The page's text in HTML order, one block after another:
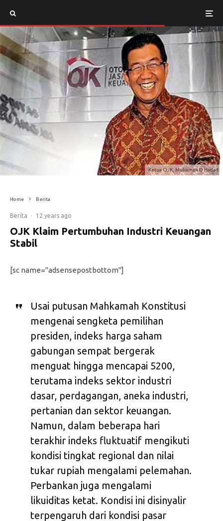
Ketua OJK, Muliaman D Hadad.
Home Berita
Berita · 12 years ago
OJK Klaim Pertumbuhan Industri Keuangan
Stabil
[sc name="adsensepostbottom"]
Usai putusan Mahkamah Konstitusi
mengenai sengketa pemilihan
presiden, indeks harga saham
gabungan sempat bergerak
menguat hingga mencapai 5200,
terutama indeks sektor industri
dasar, perdagangan, aneka industri,
pertanian dan sektor keuangan.
Namun, dalam beberapa hari
terakhir indeks fluktuatif mengikuti
kondisi tingkat regional dan nilai
tukar rupiah mengalami pelemahan.
Perbankan juga mengalami
likuiditas ketat. Kondisi ini disinyalir
terpengaruh dari kondisi pasar